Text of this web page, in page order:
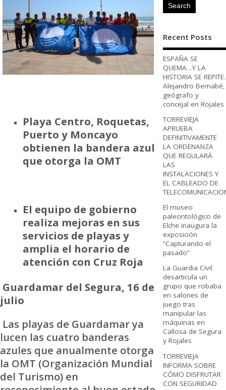
Playa Centro, Roquetas,
Puerto y Moncayo
obtienen la bandera azul
que otorga la OMT
El equipo de gobierno
realiza mejoras en sus
servicios de playas y
amplia el horario de
atención con Cruz Roja
Guardamar del Segura, 16 de
julio
Las playas de Guardamar ya
lucen las cuatro banderas
azules que anualmente otorga
la OMT (Organización Mundial
del Turismo) en
Recent Posts
ESPAÑA SE
QUEMA…Y LA
HISTORIA SE REPITE.
Alejandro Bernabé,
geógrafo y
concejal en Rojales
TORREVIEJA
APRUEBA
DEFINITIVAMENTE
LA ORDENANZA
QUE REGULARÁ
LAS
INSTALACIONES Y
EL CABLEADO DE
El museo
paleontológico de
Elche inaugura la
exposición
“Capturando el
pasado”
La Guardia Civil
desarticula un
grupo que robaba
en salones de
juego tras
manipular las
máquinas en
Callosa de Segura
y Rojales
TORREVIEJA
INFORMA SOBRE
CÓMO DISFRUTAR
CON SEGURIDAD